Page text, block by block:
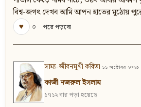
বিশ্ব-জগৎ দেখব আমি আপন হাতের মুঠোয়
♥
০ পরে পড়বো
সাম্য-জীবনমুখী কবিতা ১১ অক্টোবর ২০২৩
কাজী নজরুল ইসলাম
১৭১২ বার পড়া হয়েছে